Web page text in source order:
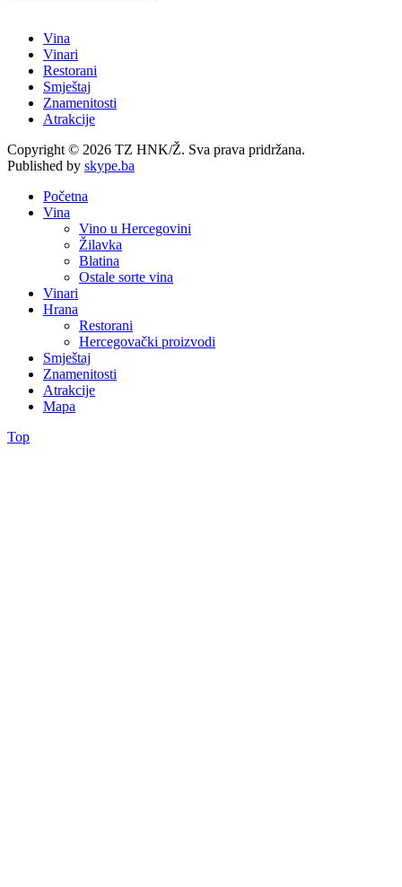
Vina
Vinari
Restorani
Smještaj
Znamenitosti
Atrakcije
Copyright © 2026 TZ HNK/Ž. Sva prava pridržana.
Published by skype.ba
Početna
Vina
Vino u Hercegovini
Žilavka
Blatina
Ostale sorte vina
Vinari
Hrana
Restorani
Hercegovački proizvodi
Smještaj
Znamenitosti
Atrakcije
Mapa
Top